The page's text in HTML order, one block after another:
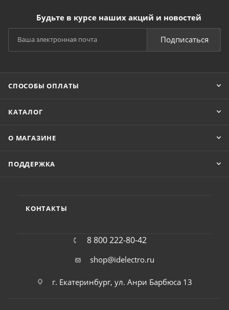
Будьте в курсе наших акций и новостей
Подписаться
СПОСОБЫ ОПЛАТЫ
КАТАЛОГ
О МАГАЗИНЕ
ПОДДЕРЖКА
КОНТАКТЫ
8 800 222-80-42
shop@idelectro.ru
г. Екатеринбург, ул. Анри Барбюса 13